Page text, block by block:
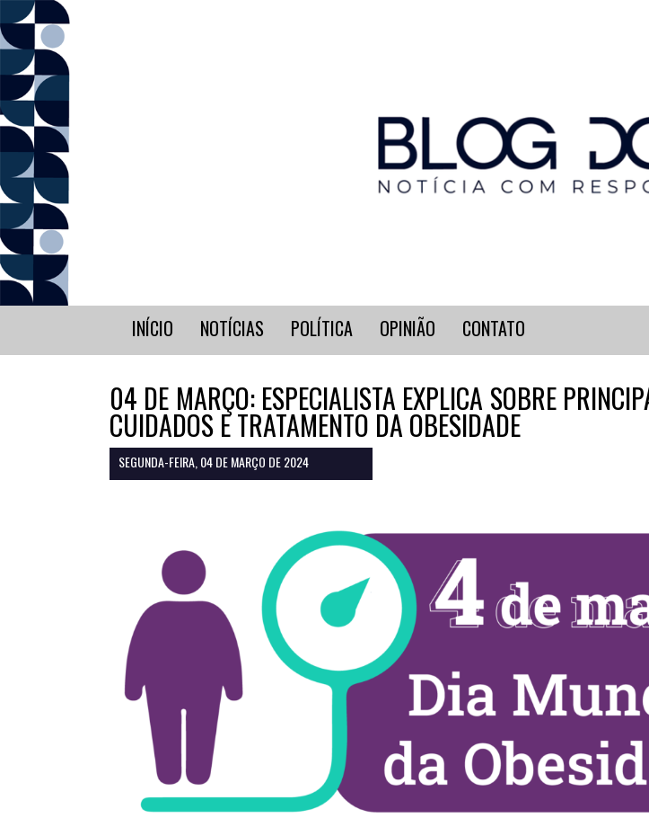
INÍCIO NOTÍCIAS POLÍTICA OPINIÃO CONTATO
04 DE MARÇO: ESPECIALISTA EXPLICA SOBRE
CUIDADOS E TRATAMENTO DA OBESIDADE
SEGUNDA-FEIRA, 04 DE MARÇO DE 2024